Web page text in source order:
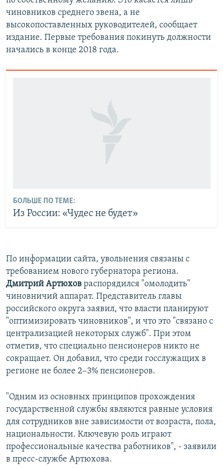
чиновников среднего звена, а не
высокопоставленных руководителей, сообщает
издание. Первые требования покинуть должности
начались в конце 2018 года.
БОЛЬШЕ ПО ТЕМЕ:
Из России: «Чудес не будет»
По информации сайта, увольнения связаны с
требованием нового губернатора региона.
Дмитрий Артюхов распорядился "омолодить"
чиновничий аппарат. Представитель главы
российского округа заявил, что власти планируют
"оптимизировать чиновников", и что это "связано с
централизацией некоторых служб". При этом
отметив, что специально пенсионеров никто не
сокращает. Он добавил, что среди госслужащих в
регионе не более 2−3% пенсионеров.
"Одним из основных принципов прохождения
государственной службы являются равные условия
для сотрудников вне зависимости от возраста, пола,
национальности. Ключевую роль играют
профессиональные качества работников", - заявили
в пресс-службе Артюхова.